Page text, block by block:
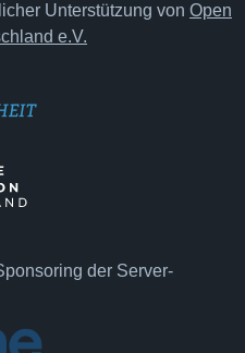
Unterstützung von Open
e.V.
der Server-